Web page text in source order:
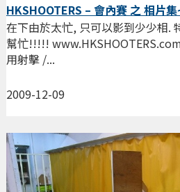
HKSHOOTERS – 會內賽 之 相片集
2009-12-09
在下由於太忙, 只可以影到少少相.
幫忙!!!!!
用射擊 /...